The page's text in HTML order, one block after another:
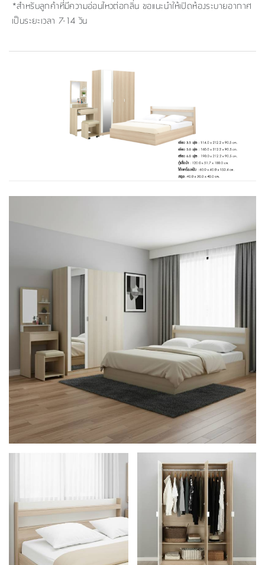
*สำหรับลูกค้าที่มีความอ่อนไหวต่อกลิ่น ขอแนะนำให้เปิดห้องระบายอากาศ
เป็นระยะเวลา 7-14 วัน